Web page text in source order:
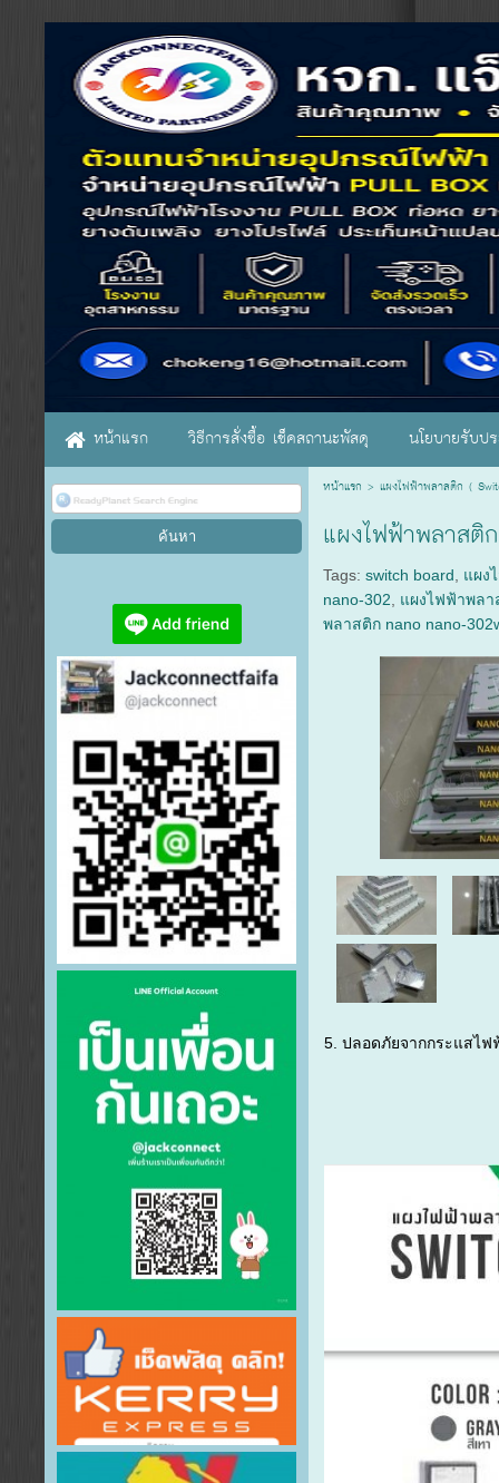
หน้าแรก วิธีการสั่งซื้อ เช็คสถานะพัสดุ นโยบายรับป
หน้าแรก > แผงไฟฟ้าพลาสติก (
แผงไฟฟ้าพลาส
Tags:switch board
แผง
nano-302
แผงไฟฟ้าพลา
พลาสติก nano nano-
5. ปลอดภัยจากกระแสไ